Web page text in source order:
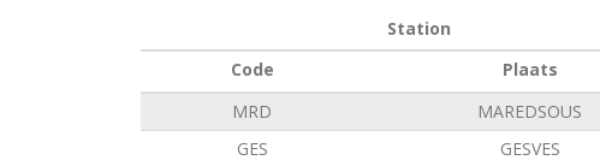
Station
Code
Plaats
MRD
MAREDSOUS
GES
GESVES